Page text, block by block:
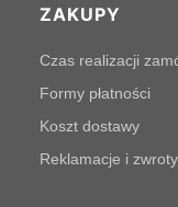
Linki w
ZAKUPY
Czas realizacji
Formy płatności
Koszt dostawy
Reklamacje i zwroty